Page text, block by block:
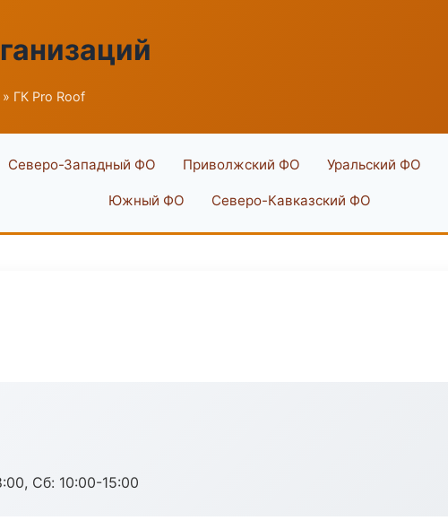
» ГК Pro Roof
Северо-Западный ФО Приволжский ФО Уральский ФО
Южный ФО Северо-Кавказский ФО
Сб: 10:00-15:00